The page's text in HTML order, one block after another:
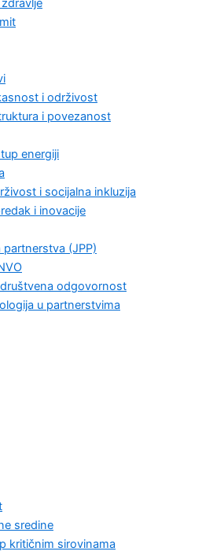
i održivost
i povezanost
energiji
i socijalna inkluzija
i inovacije
(JPP)
odgovornost
u partnerstvima
sredine
kritičnim sirovinama